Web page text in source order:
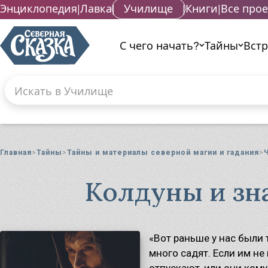
Энциклопедия|Лавка| Училище |Книги|Все
С чего начать? Тайны
Поиск по сайту
Введите текст и нажмите кнопку «Найти»,
Главная Тайны Тайны и материалы северной магии и гадания
Колдуны и
«Вот раньше у нас были
много садят. Если им не